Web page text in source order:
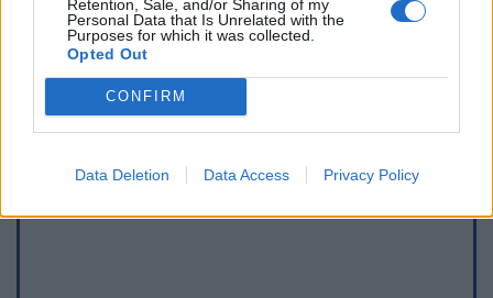
Retention, Sale, and/or Sharing of my
Personal Data that Is Unrelated with the
Purposes for which it was collected.
Opted Out
CONFIRM
Data Deletion Data Access Privacy Policy